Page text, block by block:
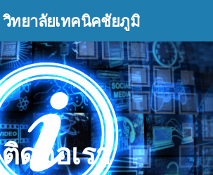
วิทยาลัยเทคนิคชัยภูมิ
ติดต่อเรา